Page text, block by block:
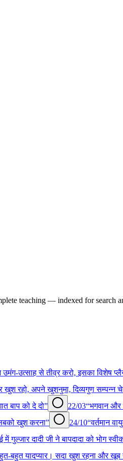
teaching — indexed for search
उमंग-उत्साह से तीव्र करो, इसका विशेष
खुश रहो, अपने खुशनुमा, दिव्यगुण सम्पन्न
बाप को दे दो”
22/03“भगवान और
सबको खुश करना”
24/10“वर्तमान
में गुल्जार दादी जी ने बापदादा को भोग
बहुत यादप्यार। सदा खुश रहना और खूब